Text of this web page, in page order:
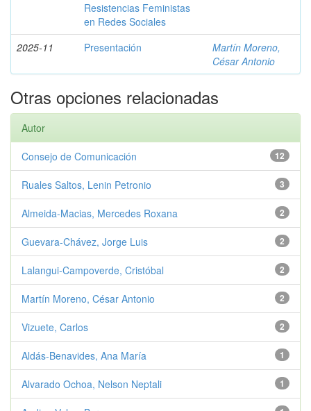
Resistencias Feministas
en Redes Sociales
2025-11 Presentación
Martín Moreno,
César Antonio
Otras opciones relacionadas
Autor
12
Consejo de Comunicación
3
Ruales Saltos, Lenin Petronio
2
Almeida-Macias, Mercedes Roxana
2
Guevara-Chávez, Jorge Luis
2
Lalangui-Campoverde, Cristóbal
2
Martín Moreno, César Antonio
2
Vizuete, Carlos
1
Aldás-Benavides, Ana María
1
Alvarado Ochoa, Nelson Neptali